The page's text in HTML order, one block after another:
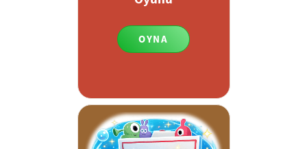
OYNA